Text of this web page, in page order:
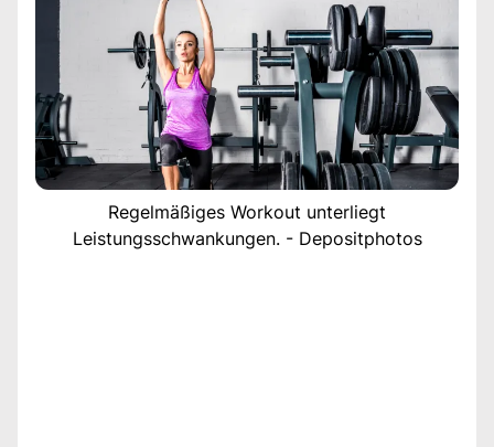
Regelmäßiges Workout unterliegt
Leistungsschwankungen. - Depositphotos